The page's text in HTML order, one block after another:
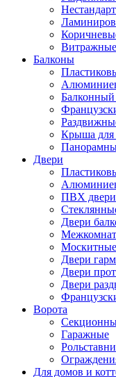
Балконы
Балконный
Крыша для
Двери
ПВХ двери
Двери
Двери
Двери
Двери
Ворота
Гаражные
Рольставни
Для домов и